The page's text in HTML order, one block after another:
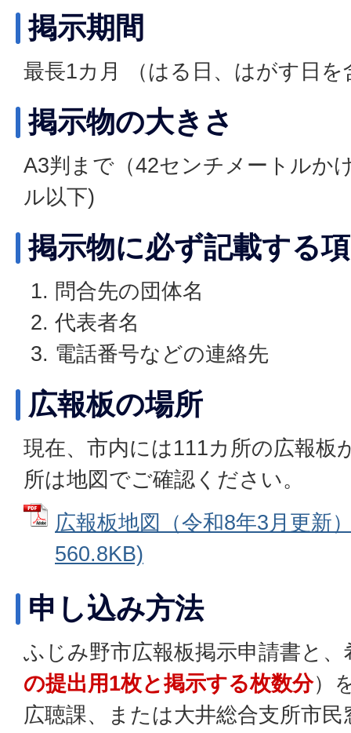
掲示期間
最長1カ月 （はる日、はがす日を
掲示物の大きさ
A3判まで（42センチメートルか
ル以下)
掲示物に必ず記載する
問合先の団体名
代表者名
電話番号などの連絡先
広報板の場所
現在、市内には111カ所の広報板
所は地図でご確認ください。
広報板地図（令和8年3月更新
560.8KB)
申し込み方法
ふじみ野市広報板掲示申請書と
の提出用1枚と掲示する枚数分）
広聴課、または大井総合支所市